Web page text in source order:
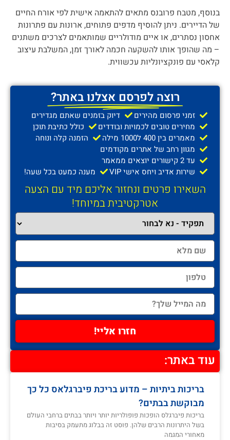
בנוסף, מטבח פרובנס מתאים להתאמה אישית לפי אורח החיים
של הדיירים. ניתן להוסיף מדפים פתוחים, ארונות עם פתרונות
אחסון נסתרים, או איים מודולריים שמותאמים לצרכים משתנים
– מה שהופך אותו להשקעה חכמה לאורך זמן, המשלבת עיצוב
קלאסי עם פונקציונליות עכשווית.
רוצה לפרסם אצלנו באתר?
זמני פרסום מהירים
דיוק בזמנים שאתם מגדירים
מחירים טובים לכמויות ובודדים
כולל כתיבת תוכן
מאמרים בין 400 ל1000 מילה
הזמנה קלה ונוחה
מגוון רחב של אתרים מקודמים
עד 2 קישורים יוצאים ממאמר
שירות אדיב ויחס אישי VIP
מענה כמעט בכל שעה!
השאירו פרטים ונחזור אליכם מיד עם הצעה
אטרקטיבית במיוחד!
חזרו אליי!
עוד באתר:
בריכות ביתיות – מדוע בריכת פיברגלאס כל כך
מבוקשת בבתים?
בריכות פיברגלס הופכות פופולריות יותר ויותר בבתים ברחבי העולם
בשל היתרונות הרבים שלהן. פוסט זה בבלוג מתעמק בסיבות
מאחורי המגמה